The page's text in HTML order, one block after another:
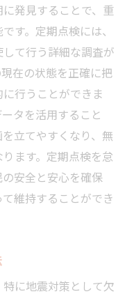
発見することで、重
す。定期点検には、
て行う詳細な調査が
在の状態を正確に把
行うことができま
タを活用すること
立てやすくなり、無
ます。定期点検を怠
安全と安心を確保
維持することができ
に地震対策として欠